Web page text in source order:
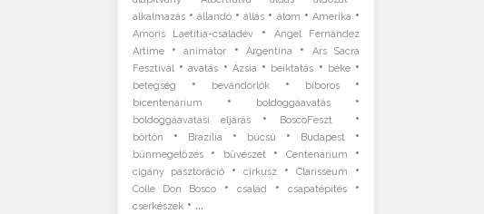
alkalmazás•állandó •állás • álom • Amerika •
Amoris Laetitia-családév•
Ángel Fernández
Artime•animátor •Argentína •
Ars Sacra
Fesztivál•avatás • Ázsia • beiktatás • béke•
betegség • bevándorlók• bíboros •
bicentenárium • boldoggáavatás•
boldoggáavatási eljárás • BoscoFeszt •
börtön • Brazília • búcsú • Budapest •
bűnmegelőzés• bűvészet• Centenárium •
cigány pasztoráció• cirkusz•Clarisseum •
Colle Don Bosco• család •csapatépítés •
cserkészek• ...